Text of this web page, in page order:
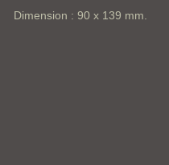
Dimension : 90 x 139 mm.